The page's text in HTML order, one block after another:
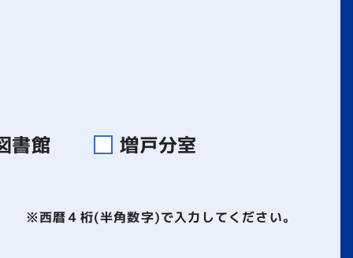
書館 増戸分室
※西暦４桁(半角数字)で入力してください。